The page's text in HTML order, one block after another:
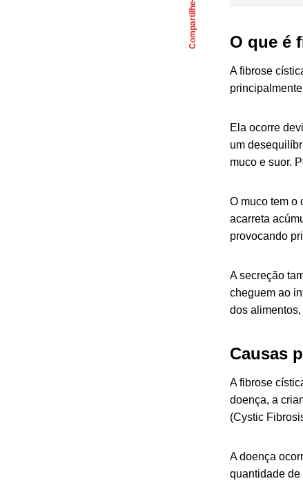
Compartilhe O que é
A fibrose
Ela ocorre
um
muco e suor.
O muco tem o
acarreta
provocando
A secreção
cheguem ao
dos
Causas
A fibrose
doença, a
(Cystic
A doença
quantidade de